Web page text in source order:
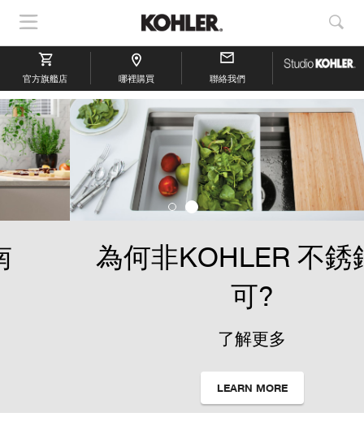
顯
示
導
航
顯
示
搜
官方旗艦店 哪裡購買 聯絡我們
為何非KOHLER 不銹鋼不
LEARN MORE